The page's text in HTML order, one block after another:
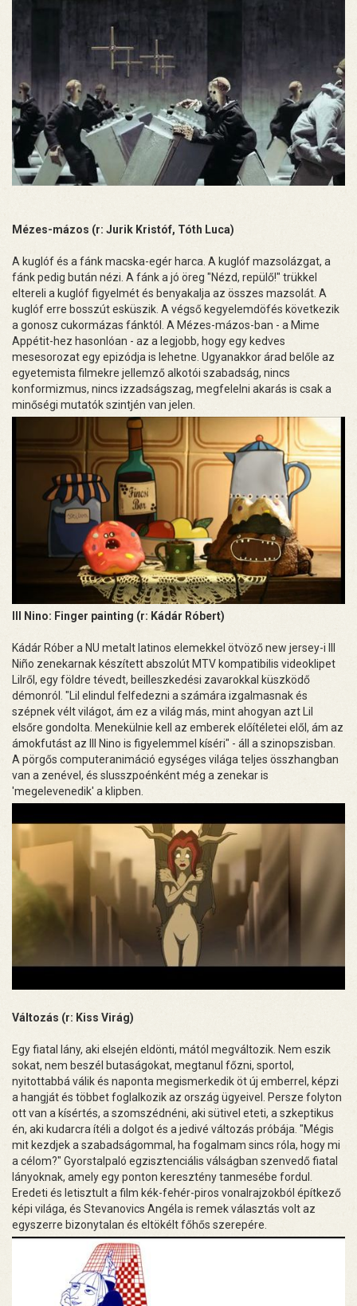
Mézes-mázos (r: Jurik Kristóf, Tóth Luca)
A kuglóf és a fánk macska-egér harca. A kuglóf mazsolázgat, a
fánk pedig bután nézi. A fánk a jó öreg "Nézd, repülő!" trükkel
eltereli a kuglóf figyelmét és benyakalja az összes mazsolát. A
kuglóf erre bosszút esküszik. A végső kegyelemdöfés következik
a gonosz cukormázas fánktól. A Mézes-mázos-ban - a Mime
Appétit-hez hasonlóan - az a legjobb, hogy egy kedves
mesesorozat egy epizódja is lehetne. Ugyanakkor árad belőle az
egyetemista filmekre jellemző alkotói szabadság, nincs
konformizmus, nincs izzadságszag, megfelelni akarás is csak a
minőségi mutatók szintjén van jelen.
Ill Nino: Finger painting (r: Kádár Róbert)
Kádár Róber a NU metalt latinos elemekkel ötvöző new jersey-i Ill
Niño zenekarnak készített abszolút MTV kompatibilis videoklipet
Lilről, egy földre tévedt, beilleszkedési zavarokkal küszködő
démonról. "Lil elindul felfedezni a számára izgalmasnak és
szépnek vélt világot, ám ez a világ más, mint ahogyan azt Lil
elsőre gondolta. Menekülnie kell az emberek előítéletei elől, ám az
ámokfutást az Ill Nino is figyelemmel kíséri" - áll a szinopszisban.
A pörgős computeranimáció egységes világa teljes összhangban
van a zenével, és slusszpoénként még a zenekar is
'megelevenedik' a klipben.
Változás (r: Kiss Virág)
Egy fiatal lány, aki elsején eldönti, mától megváltozik. Nem eszik
sokat, nem beszél butaságokat, megtanul főzni, sportol,
nyitottabbá válik és naponta megismerkedik öt új emberrel, képzi
a hangját és többet foglalkozik az ország ügyeivel. Persze folyton
ott van a kísértés, a szomszédnéni, aki sütivel eteti, a szkeptikus
én, aki kudarcra ítéli a dolgot és a jedivé változás próbája. "Mégis
mit kezdjek a szabadságommal, ha fogalmam sincs róla, hogy mi
a célom?" Gyorstalpaló egzisztenciális válságban szenvedő fiatal
lányoknak, amely egy ponton keresztény tanmesébe fordul.
Eredeti és letisztult a film kék-fehér-piros vonalrajzokból építkező
képi világa, és Stevanovics Angéla is remek választás volt az
egyszerre bizonytalan és eltökélt főhős szerepére.